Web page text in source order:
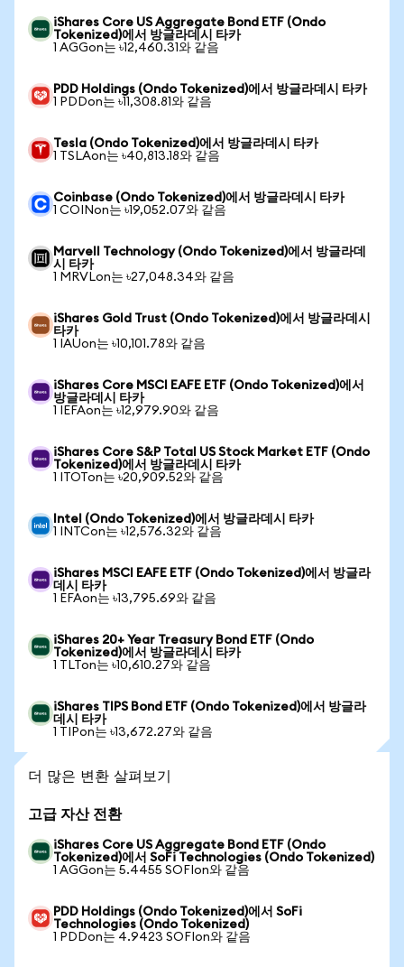
iShares Core US Aggregate Bond ETF (Ondo
Tokenized)에서 방글라데시 타카
1 AGGon는 ৳12,460.31와 같음
PDD Holdings (Ondo Tokenized)에서 방글라데시 타카
1 PDDon는 ৳11,308.81와 같음
Tesla (Ondo Tokenized)에서 방글라데시 타카
1 TSLAon는 ৳40,813.18와 같음
Coinbase (Ondo Tokenized)에서 방글라데시 타카
1 COINon는 ৳19,052.07와 같음
Marvell Technology (Ondo Tokenized)에서 방글라데
시 타카
1 MRVLon는 ৳27,048.34와 같음
iShares Gold Trust (Ondo Tokenized)에서 방글라데시
타카
1 IAUon는 ৳10,101.78와 같음
iShares Core MSCI EAFE ETF (Ondo Tokenized)에서
방글라데시 타카
1 IEFAon는 ৳12,979.90와 같음
iShares Core S&P Total US Stock Market ETF (Ondo
Tokenized)에서 방글라데시 타카
1 ITOTon는 ৳20,909.52와 같음
Intel (Ondo Tokenized)에서 방글라데시 타카
1 INTCon는 ৳12,576.32와 같음
iShares MSCI EAFE ETF (Ondo Tokenized)에서 방글라
데시 타카
1 EFAon는 ৳13,795.69와 같음
iShares 20+ Year Treasury Bond ETF (Ondo
Tokenized)에서 방글라데시 타카
1 TLTon는 ৳10,610.27와 같음
iShares TIPS Bond ETF (Ondo Tokenized)에서 방글라
데시 타카
1 TIPon는 ৳13,672.27와 같음
더 많은 변환 살펴보기
고급 자산 전환
iShares Core US Aggregate Bond ETF (Ondo
Tokenized)에서 SoFi Technologies (Ondo Tokenized)
1 AGGon는 5.4455 SOFIon와 같음
PDD Holdings (Ondo Tokenized)에서 SoFi
Technologies (Ondo Tokenized)
1 PDDon는 4.9423 SOFIon와 같음